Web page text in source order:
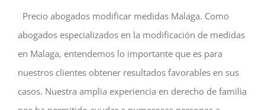
Precio abogados modificar medidas Malaga. Como
abogados especializados en la modificación de medidas
en Malaga, entendemos lo importante que es para
nuestros clientes obtener resultados favorables en sus
casos. Nuestra amplia experiencia en derecho de familia